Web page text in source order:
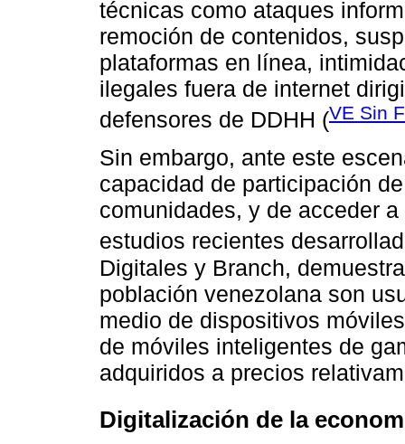
técnicas como ataques
remoción de contenidos,
plataformas en línea,
ilegales fuera de internet
defensores de DDHH (VE Sin
Sin embargo, ante este
capacidad de participación
comunidades, y de acceder
estudios recientes
Digitales y Branch,
población venezolana son
medio de dispositivos
de móviles inteligentes de
adquiridos a precios
Digitalización de la